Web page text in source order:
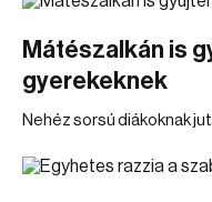
Mátészalkán is
gyerekeknek
Nehéz sorsú diákoknak